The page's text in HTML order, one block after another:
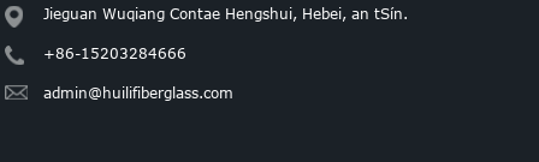
Jieguan Wuqiang Contae Hengshui, Hebei, an tSín.
+86-15203284666
admin@huilifiberglass.com